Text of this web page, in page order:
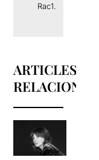
Rac1.
ARTICLES
RELACIONATS